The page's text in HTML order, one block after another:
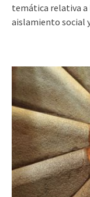
temática relativa a
aislamiento social